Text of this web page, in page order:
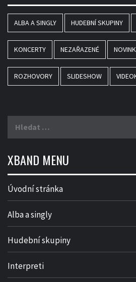
ALBA A SINGLY HUDEBNÍ SKUPINY
KONCERTY NEZAŘAZENÉ
ROZHOVORY SLIDESHOW
XBAND MENU
Úvodní stránka
Alba a singly
Hudební skupiny
Interpreti